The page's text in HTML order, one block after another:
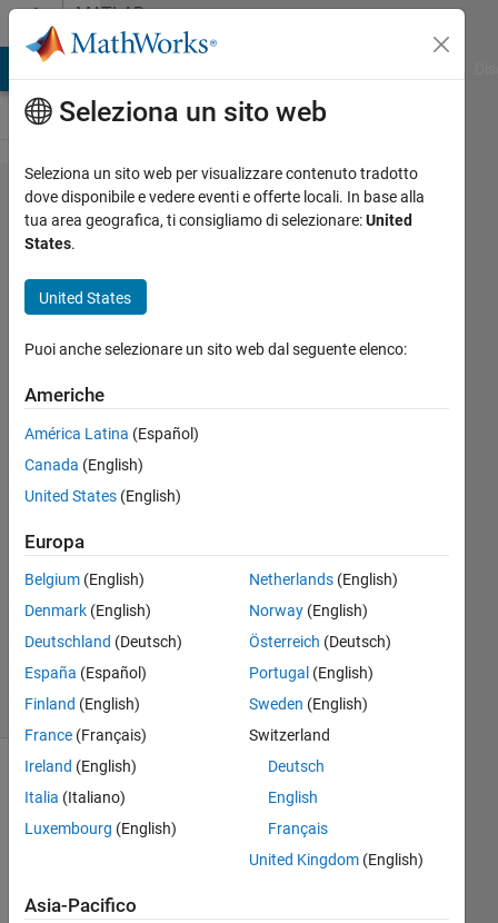
Vai al contenutoMATLAB
Answers
PV array
Simulink
Graphs
Micaela
24 Feb
2025
1
Risposta
accettata
Aggiornato
17 Apr
2025
Visualizzazioni
(30 giorni)
Seleziona un sito web
Seleziona un sito web per visualizzare contenuto tradotto
dove disponibile e vedere eventi e offerte locali. In base alla
tua area geografica, ti consigliamo di selezionare:United
States.
United States
Puoi anche selezionare un sito web dal seguente elenco:
Americhe
América Latina (Español)
Canada (English)
United States (English)
Europa
Belgium (English)
Denmark (English)
Deutschland (Deutsch)
España (Español)
Finland (English)
France (Français)
Ireland (English)
Italia (Italiano)
Luxembourg (English)
Netherlands(English)
Norway(English)
Österreich (Deutsch)
Portugal (English)
Sweden (English)
Switzerland
Deutsch
English
Français
United Kingdom(English)
Asia-Pacifico